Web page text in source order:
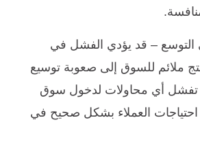
التوسع – قد يؤدي الفشل في
ملائم للسوق إلى صعوبة توسيع
أي محاولات لدخول سوق
العملاء بشكل صحيح في